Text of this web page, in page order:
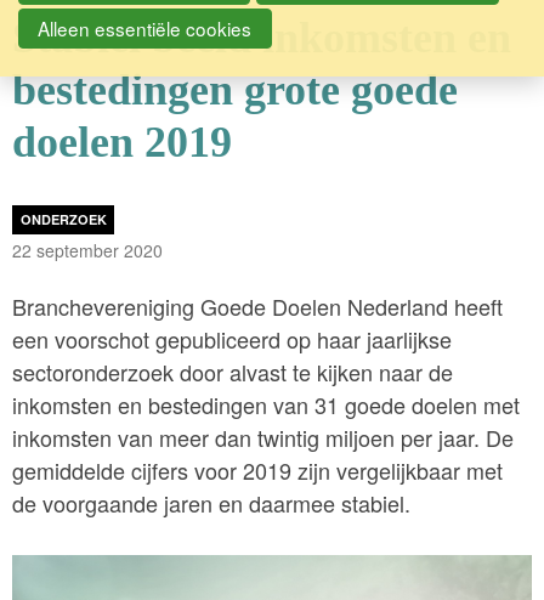
Stabiel beeld inkomsten en
bestedingen grote goede
doelen 2019
ONDERZOEK
22 september 2020
Branchevereniging Goede Doelen Nederland heeft
een voorschot gepubliceerd op haar jaarlijkse
sectoronderzoek door alvast te kijken naar de
inkomsten en bestedingen van 31 goede doelen met
inkomsten van meer dan twintig miljoen per jaar. De
gemiddelde cijfers voor 2019 zijn vergelijkbaar met
de voorgaande jaren en daarmee stabiel.
Alleen essentiële cookies